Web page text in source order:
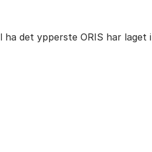
det ypperste ORIS har laget